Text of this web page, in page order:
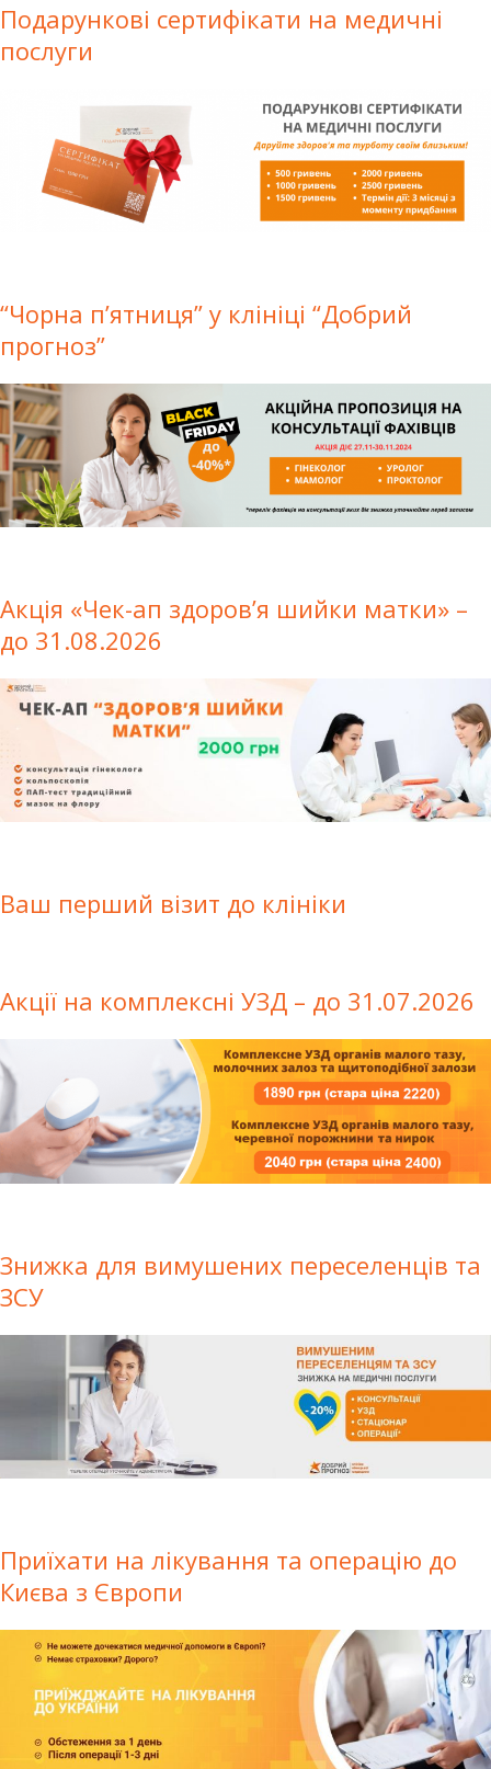
Подарункові сертифікати на медичні
послуги
“Чорна п’ятниця” у клініці “Добрий
прогноз”
Акція «Чек-ап здоров’я шийки матки» –
до 31.08.2026
Ваш перший візит до клініки
Акції на комплексні УЗД – до 31.07.2026
Знижка для вимушених переселенців та
ЗСУ
Приїхати на лікування та операцію до
Києва з Європи